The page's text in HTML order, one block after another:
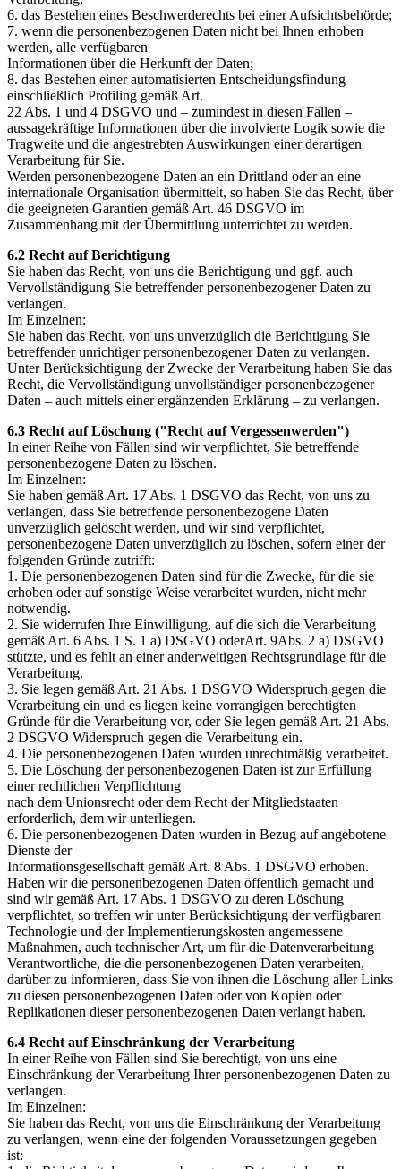
6. das Bestehen eines Beschwerderechts bei einer Aufsichtsbehörde;
7. wenn die personenbezogenen Daten nicht bei Ihnen erhoben
werden, alle verfügbaren
Informationen über die Herkunft der Daten;
8. das Bestehen einer automatisierten Entscheidungsfindung
einschließlich Profiling gemäß Art.
22 Abs. 1 und 4 DSGVO und – zumindest in diesen Fällen –
aussagekräftige Informationen über die involvierte Logik sowie die
Tragweite und die angestrebten Auswirkungen einer derartigen
Verarbeitung für Sie.
Werden personenbezogene Daten an ein Drittland oder an eine
internationale Organisation übermittelt, so haben Sie das Recht, über
die geeigneten Garantien gemäß Art. 46 DSGVO im
Zusammenhang mit der Übermittlung unterrichtet zu werden.
6.2 Recht auf Berichtigung
Sie haben das Recht, von uns die Berichtigung und ggf. auch
Vervollständigung Sie betreffender personenbezogener Daten zu
verlangen.
Im Einzelnen:
Sie haben das Recht, von uns unverzüglich die Berichtigung Sie
betreffender unrichtiger personenbezogener Daten zu verlangen.
Unter Berücksichtigung der Zwecke der Verarbeitung haben Sie das
Recht, die Vervollständigung unvollständiger personenbezogener
Daten – auch mittels einer ergänzenden Erklärung – zu verlangen.
6.3 Recht auf Löschung ("Recht auf Vergessenwerden")
In einer Reihe von Fällen sind wir verpflichtet, Sie betreffende
personenbezogene Daten zu löschen.
Im Einzelnen:
Sie haben gemäß Art. 17 Abs. 1 DSGVO das Recht, von uns zu
verlangen, dass Sie betreffende personenbezogene Daten
unverzüglich gelöscht werden, und wir sind verpflichtet,
personenbezogene Daten unverzüglich zu löschen, sofern einer der
folgenden Gründe zutrifft:
1. Die personenbezogenen Daten sind für die Zwecke, für die sie
erhoben oder auf sonstige Weise verarbeitet wurden, nicht mehr
notwendig.
2. Sie widerrufen Ihre Einwilligung, auf die sich die Verarbeitung
gemäß Art. 6 Abs. 1 S. 1 a) DSGVO oderArt. 9Abs. 2 a) DSGVO
stützte, und es fehlt an einer anderweitigen Rechtsgrundlage für die
Verarbeitung.
3. Sie legen gemäß Art. 21 Abs. 1 DSGVO Widerspruch gegen die
Verarbeitung ein und es liegen keine vorrangigen berechtigten
Gründe für die Verarbeitung vor, oder Sie legen gemäß Art. 21 Abs.
2 DSGVO Widerspruch gegen die Verarbeitung ein.
4. Die personenbezogenen Daten wurden unrechtmäßig verarbeitet.
5. Die Löschung der personenbezogenen Daten ist zur Erfüllung
einer rechtlichen Verpflichtung
nach dem Unionsrecht oder dem Recht der Mitgliedstaaten
erforderlich, dem wir unterliegen.
6. Die personenbezogenen Daten wurden in Bezug auf angebotene
Dienste der
Informationsgesellschaft gemäß Art. 8 Abs. 1 DSGVO erhoben.
Haben wir die personenbezogenen Daten öffentlich gemacht und
sind wir gemäß Art. 17 Abs. 1 DSGVO zu deren Löschung
verpflichtet, so treffen wir unter Berücksichtigung der verfügbaren
Technologie und der Implementierungskosten angemessene
Maßnahmen, auch technischer Art, um für die Datenverarbeitung
Verantwortliche, die die personenbezogenen Daten verarbeiten,
darüber zu informieren, dass Sie von ihnen die Löschung aller Links
zu diesen personenbezogenen Daten oder von Kopien oder
Replikationen dieser personenbezogenen Daten verlangt haben.
6.4 Recht auf Einschränkung der Verarbeitung
In einer Reihe von Fällen sind Sie berechtigt, von uns eine
Einschränkung der Verarbeitung Ihrer personenbezogenen Daten zu
verlangen.
Im Einzelnen:
Sie haben das Recht, von uns die Einschränkung der Verarbeitung
zu verlangen, wenn eine der folgenden Voraussetzungen gegeben
ist: